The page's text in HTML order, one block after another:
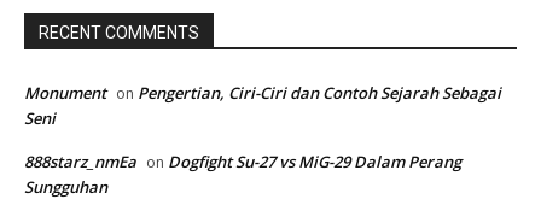
RECENT COMMENTS
Monument on Pengertian, Ciri-Ciri dan Contoh Sejarah Sebagai
Seni
888starz_nmEa on Dogfight Su-27 vs MiG-29 Dalam Perang
Sungguhan